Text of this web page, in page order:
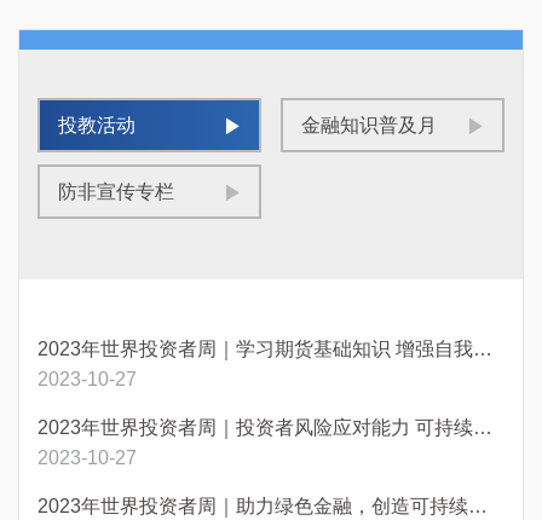
投教活动 金融知识普及月
防非宣传专栏
2023年世界投资者周｜学习期货基础知识 增强自我保护意识 选择合法正规机构 远离非法期货陷阱
2023-10-27
2023年世界投资者周｜投资者风险应对能力 可持续金融
2023-10-27
2023年世界投资者周｜助力绿色金融，创造可持续未来